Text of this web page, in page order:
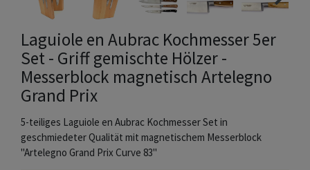
Laguiole en Aubrac Kochmesser 5er
Set - Griff gemischte Hölzer -
Messerblock magnetisch Artelegno
Grand Prix
5-teiliges Laguiole en Aubrac Kochmesser Set in
geschmiedeter Qualität mit magnetischem Messerblock
"Artelegno Grand Prix Curve 83"